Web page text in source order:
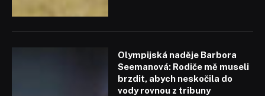
Olympijská naděje Barbora
Seemanová: Rodiče mě museli
brzdit, abych neskočila do
vody rovnou z tribuny